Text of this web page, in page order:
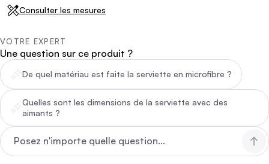
Consulter les mesures
VOTRE EXPERT
Une question sur ce produit ?
De quel matériau est faite la serviette en microfibre ?
Quelles sont les dimensions de la serviette avec des
aimants ?